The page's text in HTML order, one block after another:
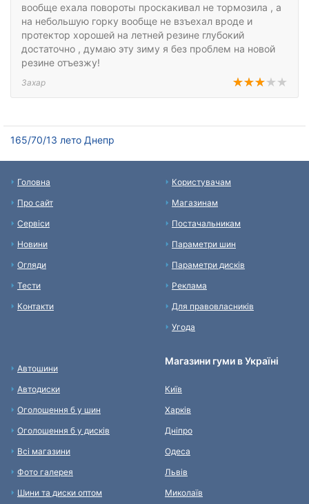
вообще ехала повороты проскакивал не тормозила , а
на небольшую горку вообще не взъехал вроде и
протектор хорошей на летней резине глубокий
достаточно , думаю эту зиму я без проблем на новой
резине отъезжу!
Захар
165/70/13 лето Днепр
Головна
Про сайт
Сервіси
Новини
Огляди
Тести
Контакти
Користувачам
Магазинам
Постачальникам
Параметри шин
Параметри дисків
Реклама
Для правовласників
Угода
Автошини
Автодиски
Оголошення б у шин
Оголошення б у дисків
Всі магазини
Фото галерея
Шини та диски оптом
Магазини гуми в Україні
Київ
Харків
Дніпро
Одеса
Львів
Миколаїв